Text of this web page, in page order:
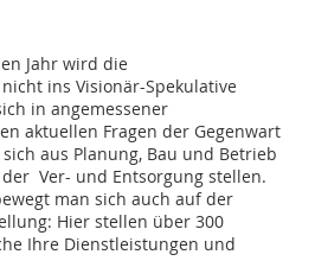
Jahr wird die
ins Visionär-Spekulative
in angemessener
aktuellen Fragen der Gegenwart
aus Planung, Bau und Betrieb
Ver- und Entsorgung stellen.
man sich auch auf der
Hier stellen über 300
Ihre Dienstleistungen und